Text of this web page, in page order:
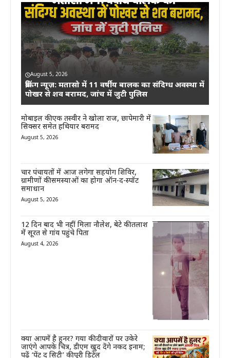
August 5, 2026
ब्रेकिंग न्यूज़: मतासो में 11 वर्षीय बालक का संदिग्ध अवस्था में
पोखर से शव बरामद, जांच में जुटी पुलिस
मोबाइल की एक तस्वीर ने खोला राज, छापेमारी में
सिक्सर समेत हथियार बरामद
August 5, 2026
चार पंचायतों में आज लगेगा सहयोग शिविर,
ग्रामीणों की समस्याओं का होगा ऑन-द-स्पॉट
समाधान
August 5, 2026
12 दिन बाद भी नहीं मिला नौलेश, बेटे की तलाश
में सूरत से गांव पहुंचे पिता
August 4, 2026
क्या आपमें है हुनर? गया की दीवारों पर उकेरे
जाएंगे आपके चित्र, डीएम खुद देंगे नकद इनाम;
पढ़ें ‘पेंट द सिटी’ की पूरी डिटेल